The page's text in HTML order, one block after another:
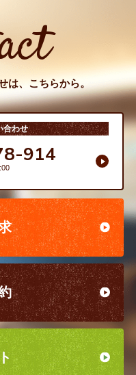
は、こちらから。
合わせ
914